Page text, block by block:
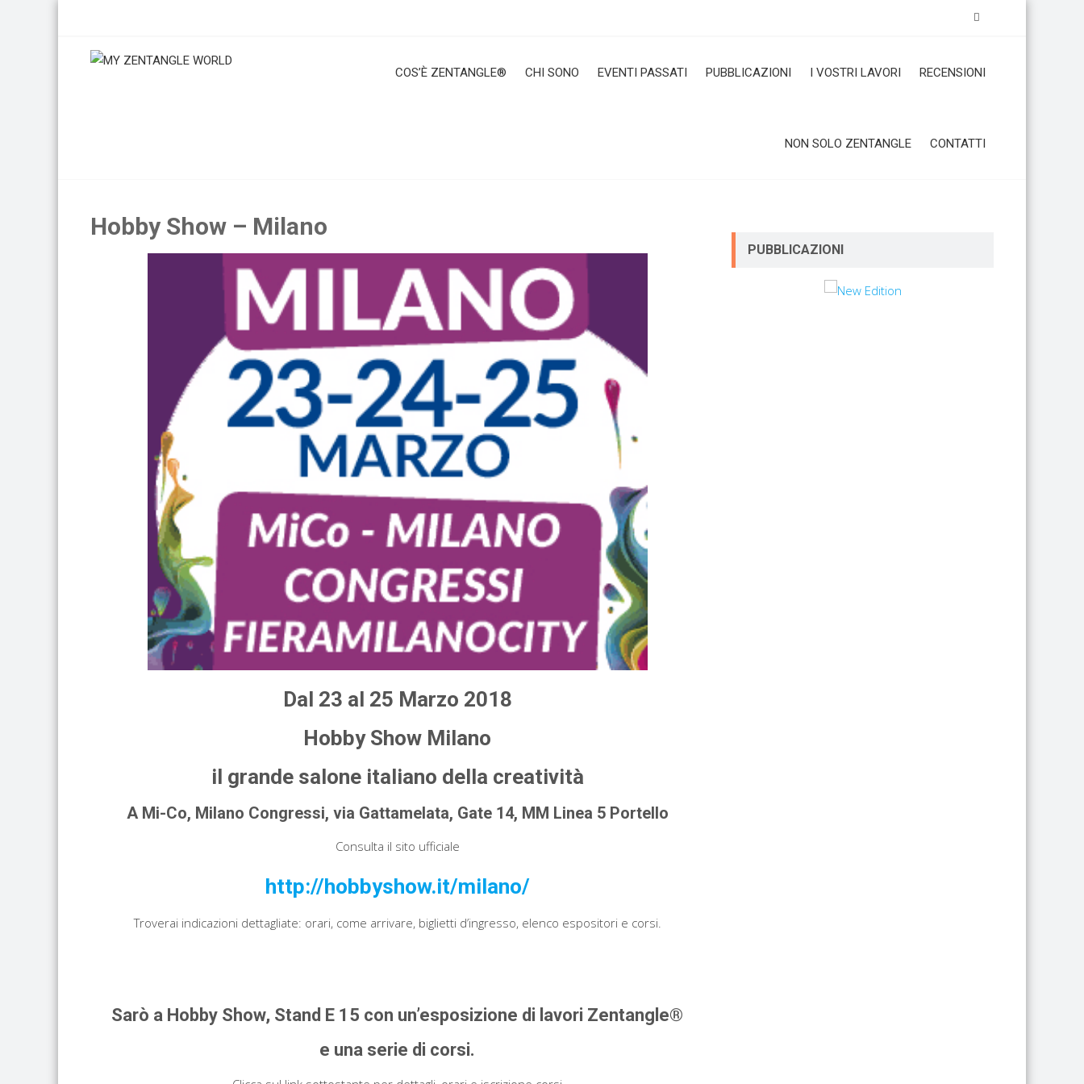
COS’È ZENTANGLE® CHI SONO EVENTI PASSATI PUBBLICAZIONI I VOSTRI LAVORI RECENSIONI
NON SOLO ZENTANGLE CONTATTI
Hobby Show – Milano
Dal 23 al 25 Marzo 2018
Hobby Show Milano
il grande salone italiano della creatività
A Mi-Co, Milano Congressi, via Gattamelata, Gate 14, MM Linea 5 Portello
Consulta il sito ufficiale
http://hobbyshow.it/milano/
Troverai indicazioni dettagliate: orari, come arrivare, biglietti d’ingresso, elenco espositori e corsi.
Sarò a Hobby Show, Stand E 15 con un’esposizione di lavori Zentangle®
e una serie di corsi.
PUBBLICAZIONI